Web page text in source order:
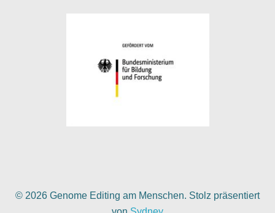
© 2026 Genome Editing am Menschen. Stolz präsentiert